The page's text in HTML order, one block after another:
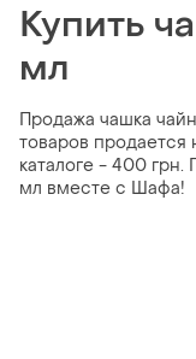
Купить
мл
Продажа чашка
товаров
каталоге - 400 грн.
мл вместе с Шафа!